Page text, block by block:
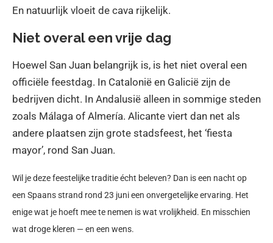
En natuurlijk vloeit de cava rijkelijk.
Niet overal een vrije dag
Hoewel San Juan belangrijk is, is het niet overal een
officiële feestdag. In Catalonië en Galicië zijn de
bedrijven dicht. In Andalusië alleen in sommige steden
zoals Málaga of Almería. Alicante viert dan net als
andere plaatsen zijn grote stadsfeest, het ‘fiesta
mayor’, rond San Juan.
Wil je deze feestelijke traditie écht beleven? Dan is een nacht op
een Spaans strand rond 23 juni een onvergetelijke ervaring. Het
enige wat je hoeft mee te nemen is wat vrolijkheid. En misschien
wat droge kleren — en een wens.